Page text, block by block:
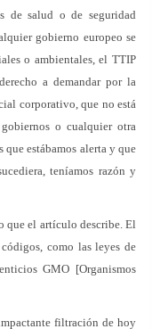
de salud o de seguridad
gobierno europeo se
o ambientales, el TTIP
a demandar por la
corporativo, que no está
o cualquier otra
estábamos alerta y que
teníamos razón y
que el artículo describe. El
como las leyes de
GMO [Organismos
filtración de hoy